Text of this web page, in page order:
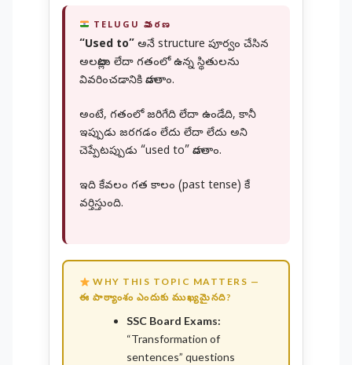
TELUGU వివరణ
“Used to” అనే structure పూర్వం చేసిన
అలవాట్లు లేదా గతంలో ఉన్న స్థితులను
వివరించడానికి వాడతాం.
అంటే, గతంలో జరిగేది లేదా ఉండేది, కానీ
ఇప్పుడు జరగడం లేదు లేదా లేదు అని
చెప్పేటప్పుడు “used to” వాడతాం.
ఇది కేవలం గత కాలం (past tense) కే
వర్తిస్తుంది.
WHY THIS TOPIC MATTERS —
ఈ పాఠ్యాంశం ఎందుకు ముఖ్యమైనది?
SSC Board Exams:
“Transformation of
sentences” questions